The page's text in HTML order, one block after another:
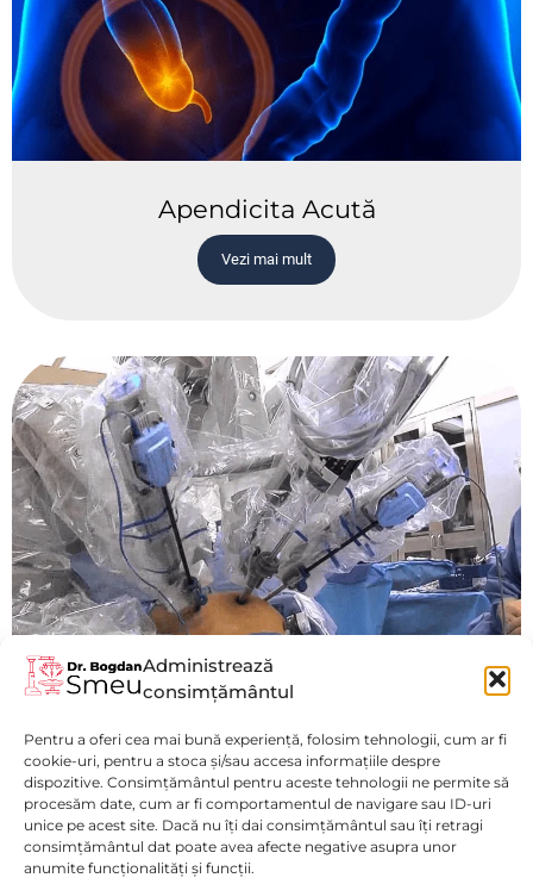
Administrează
consimțământul
Pentru a oferi cea mai bună experiență, folosim tehnologii, cum ar fi
cookie-uri, pentru a stoca și/sau accesa informațiile despre
dispozitive. Consimțământul pentru aceste tehnologii ne permite să
procesăm date, cum ar fi comportamentul de navigare sau ID-uri
unice pe acest site. Dacă nu îți dai consimțământul sau îți retragi
consimțământul dat poate avea afecte negative asupra unor
anumite funcționalități și funcții.
Apendicita Acută
Vezi mai mult
Colectomie Robotică
Vezi mai mult